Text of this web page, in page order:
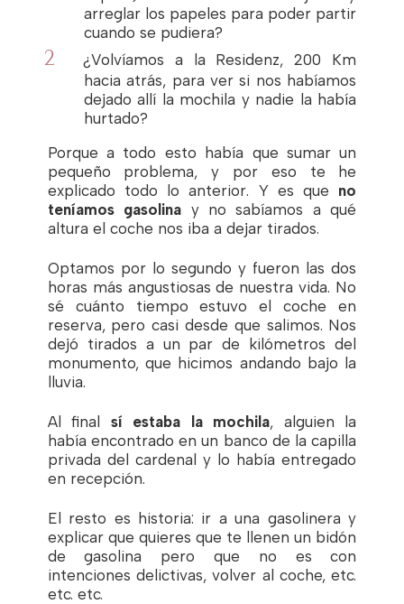
arreglar los papeles para poder partir
cuando se pudiera?
¿Volvíamos a la Residenz, 200 Km
hacia atrás, para ver si nos habíamos
dejado allí la mochila y nadie la había
hurtado?
Porque a todo esto había que sumar un
pequeño problema, y por eso te he
explicado todo lo anterior. Y es que no
teníamos gasolina y no sabíamos a qué
altura el coche nos iba a dejar tirados.
Optamos por lo segundo y fueron las dos
horas más angustiosas de nuestra vida. No
sé cuánto tiempo estuvo el coche en
reserva, pero casi desde que salimos. Nos
dejó tirados a un par de kilómetros del
monumento, que hicimos andando bajo la
lluvia.
Al final sí estaba la mochila, alguien la
había encontrado en un banco de la capilla
privada del cardenal y lo había entregado
en recepción.
El resto es historia: ir a una gasolinera y
explicar que quieres que te llenen un bidón
de gasolina pero que no es con
intenciones delictivas, volver al coche, etc.
etc. etc.